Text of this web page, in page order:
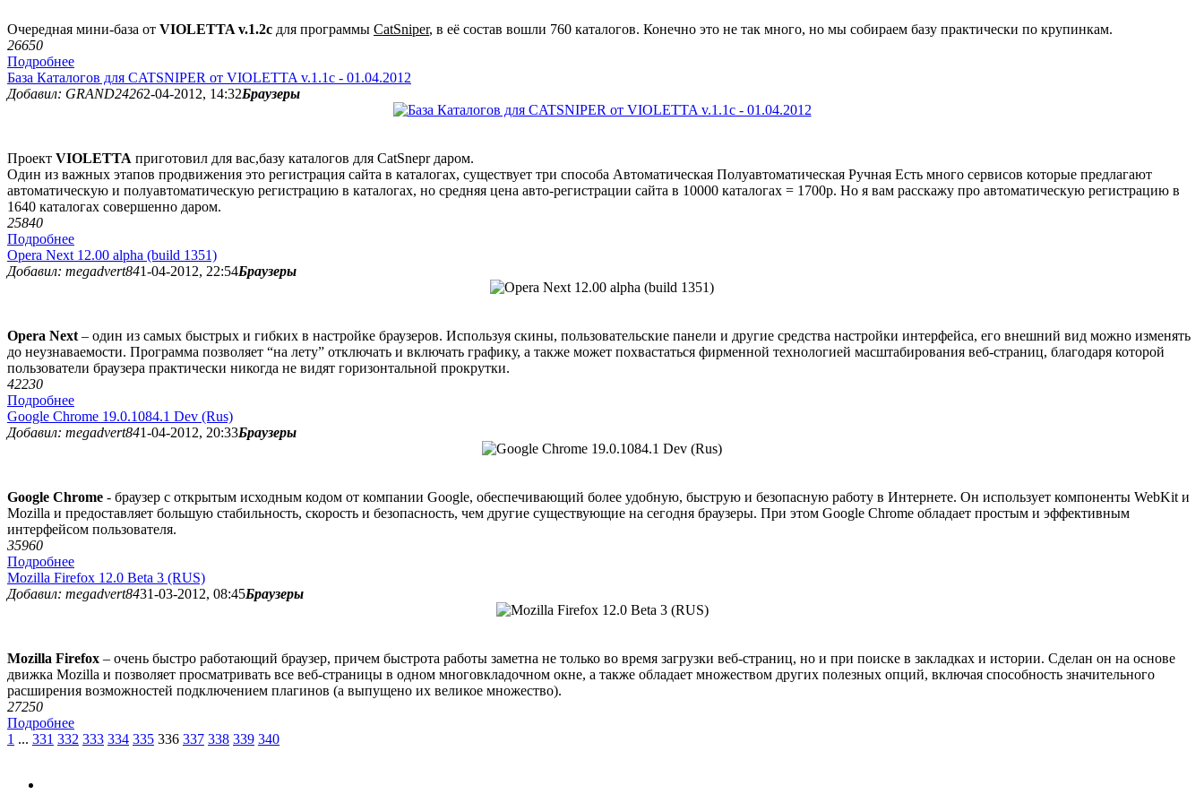
Очередная мини-база от VIOLETTA v.1.2c для программы CatSniper, в её состав вошли 760 каталогов. Конечно это не так много, но мы собираем базу практически по крупинкам.
26650
Подробнее
База Каталогов для CATSNIPER от VIOLETTA v.1.1c - 01.04.2012
Добавил: GRAND24262-04-2012, 14:32Браузеры
Проект VIOLETTA приготовил для вас,базу каталогов для CatSnepr даром.
Один из важных этапов продвижения это регистрация сайта в каталогах, существует три способа Автоматическая Полуавтоматическая Ручная Есть много сервисов которые предлагают
автоматическую и полуавтоматическую регистрацию в каталогах, но средняя цена авто-регистрации сайта в 10000 каталогах = 1700р. Но я вам расскажу про автоматическую регистрацию в
1640 каталогах совершенно даром.
25840
Подробнее
Opera Next 12.00 alpha (build 1351)
Добавил: megadvert841-04-2012, 22:54Браузеры
Opera Next – один из самых быстрых и гибких в настройке браузеров. Используя скины, пользовательские панели и другие средства настройки интерфейса, его внешний вид можно изменять
до неузнаваемости. Программа позволяет “на лету” отключать и включать графику, а также может похвастаться фирменной технологией масштабирования веб-страниц, благодаря которой
пользователи браузера практически никогда не видят горизонтальной прокрутки.
42230
Подробнее
Google Chrome 19.0.1084.1 Dev (Rus)
Добавил: megadvert841-04-2012, 20:33Браузеры
Google Chrome - браузер с открытым исходным кодом от компании Google, обеспечивающий более удобную, быструю и безопасную работу в Интернете. Он использует компоненты WebKit и
Mozilla и предоставляет большую стабильность, скорость и безопасность, чем другие существующие на сегодня браузеры. При этом Google Chrome обладает простым и эффективным
интерфейсом пользователя.
35960
Подробнее
Mozilla Firefox 12.0 Beta 3 (RUS)
Добавил: megadvert8431-03-2012, 08:45Браузеры
Mozilla Firefox – очень быстро работающий браузер, причем быстрота работы заметна не только во время загрузки веб-страниц, но и при поиске в закладках и истории. Сделан он на основе
движка Mozilla и позволяет просматривать все веб-страницы в одном многовкладочном окне, а также обладает множеством других полезных опций, включая способность значительного
расширения возможностей подключением плагинов (а выпущено их великое множество).
27250
Подробнее
1 ... 331 332 333 334 335 336 337 338 339 340